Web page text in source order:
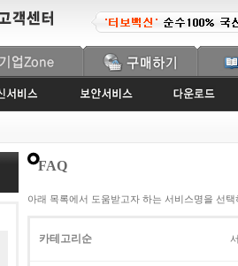
FAQ
아래 목록에서 도움받고자 하는 서비스명을 선택
카테고리순